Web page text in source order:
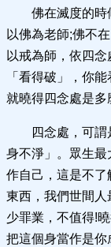
佛在滅度的時
以佛為老師;佛不
以戒為師，依四
「看得破」，你
就曉得四念處是多
四念處，可
身不淨」。眾生
作自己，這是不
東西，我們世間
少罪業，不值得!
把這個身當作是